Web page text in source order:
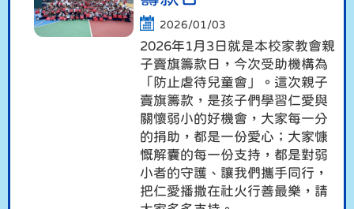
2026/01/03
2026年1月3日就是本校家教會親
子賣旗籌款日，今次受助機構為
「防止虐待兒童會」。這次親子
賣旗籌款，是孩子們學習仁愛與
關懷弱小的好機會，大家每一分
的捐助，都是一份愛心；大家慷
慨解囊的每一份支持，都是對弱
小者的守護、讓我們攜手同行，
把仁愛播撒在社火行善最樂，請